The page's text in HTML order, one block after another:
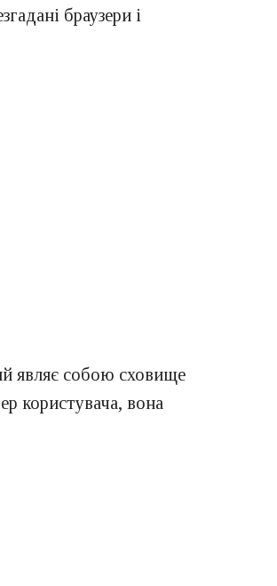
браузери і
являє собою сховище
користувача, вона